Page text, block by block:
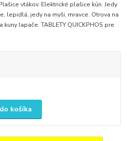
vtákov. Elektrické plašice kún. Jedy
lepidlá, jedy na myši, mravce. Otrova na
lapače. TABLETY QUICKPHOS pre
košíka